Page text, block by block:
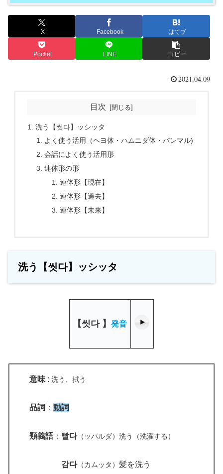
X Facebook はてブ
Pocket LINE コピー
2021.04.09
目次
洗う【씻다】ッシッタ
よく使う活用（ヘヨ体・ハムニダ体・パンマル)
会話によく使う活用形
連体形の形
連体形【現在】
連体形【過去】
連体形【未来】
洗う【씻다】ッシッタ
【씻다】発音
意味 : 洗う、拭う
品詞 ： 動詞
類義語： 빨다（ッパルダ）洗う（洗濯する）
감다（カムッタ） 髪を洗う